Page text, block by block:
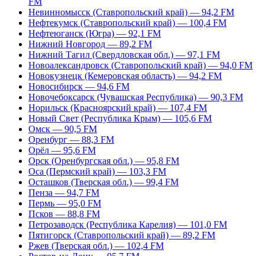
Невинномысск (Ставропольский край) — 94,2 FM
Нефтекумск (Ставропольский край) — 100,4 FM
Нефтеюганск (Югра) — 92,1 FM
Нижний Новгород — 89,2 FM
Нижний Тагил (Свердловская обл.) — 97,1 FM
Новоалександровск (Ставропольский край) — 94,0 FM
Новокузнецк (Кемеровская область) — 94,2 FM
Новосибирск — 94,6 FM
Новочебоксарск (Чувашская Республика) — 90,3 FM
Норильск (Красноярский край) — 107,4 FM
Новый Свет (Республика Крым) — 105,6 FM
Омск — 90,5 FM
Оренбург — 88,3 FM
Орёл — 95,6 FM
Орск (Оренбургская обл.) — 95,8 FM
Оса (Пермский край) — 103,3 FM
Осташков (Тверская обл.) — 99,4 FM
Пенза — 94,7 FM
Пермь — 95,0 FM
Псков — 88,8 FM
Петрозаводск (Республика Карелия) — 101,0 FM
Пятигорск (Ставропольский край) — 89,2 FM
Ржев (Тверская обл.) — 102,4 FM